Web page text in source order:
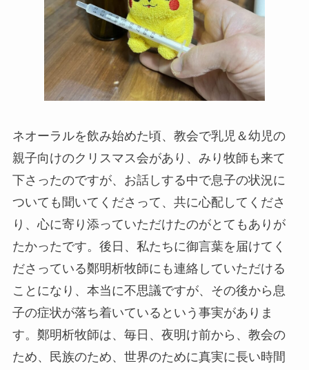
ネオーラルを飲み始めた頃、教会で乳児＆幼児の
親子向けのクリスマス会があり、みり牧師も来て
下さったのですが、お話しする中で息子の状況に
ついても聞いてくださって、共に心配してくださ
り、心に寄り添っていただけたのがとてもありが
たかったです。後日、私たちに御言葉を届けてく
ださっている鄭明析牧師にも連絡していただける
ことになり、本当に不思議ですが、その後から息
子の症状が落ち着いているという事実がありま
す。鄭明析牧師は、毎日、夜明け前から、教会の
ため、民族のため、世界のために真実に長い時間